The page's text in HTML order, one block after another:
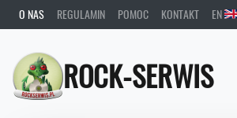
O NAS REGULAMIN POMOC KONTAKT EN
ROCK-SERWIS